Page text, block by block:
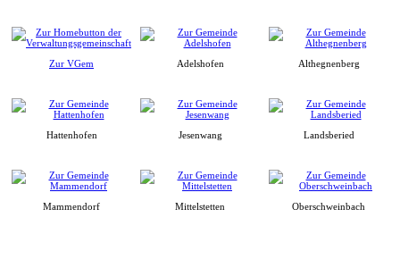
Zur VGem Adelshofen Althegnenberg
Hattenhofen Jesenwang Landsberied
Mammendorf Mittelstetten Oberschweinbach